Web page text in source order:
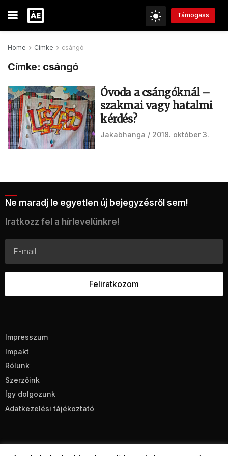
Támogass
Home Címke csángó
Címke: csángó
Óvoda a csángóknál –
szakmai vagy hatalmi
kérdés?
Jakabhanga 2018. október 3.
Ne maradj le egyetlen új bejegyzésről sem!
Iratkozz fel a hírlevelünkre!
Impresszum
Impakt
Rólunk
Szerzőink
Így dolgozunk
Adatkezelési tájékoztató